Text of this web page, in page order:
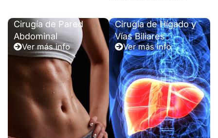
Cirugía de Pared
Abdominal
Ver más info
Cirugía de Hígado y
Vías Biliares
Ver más info